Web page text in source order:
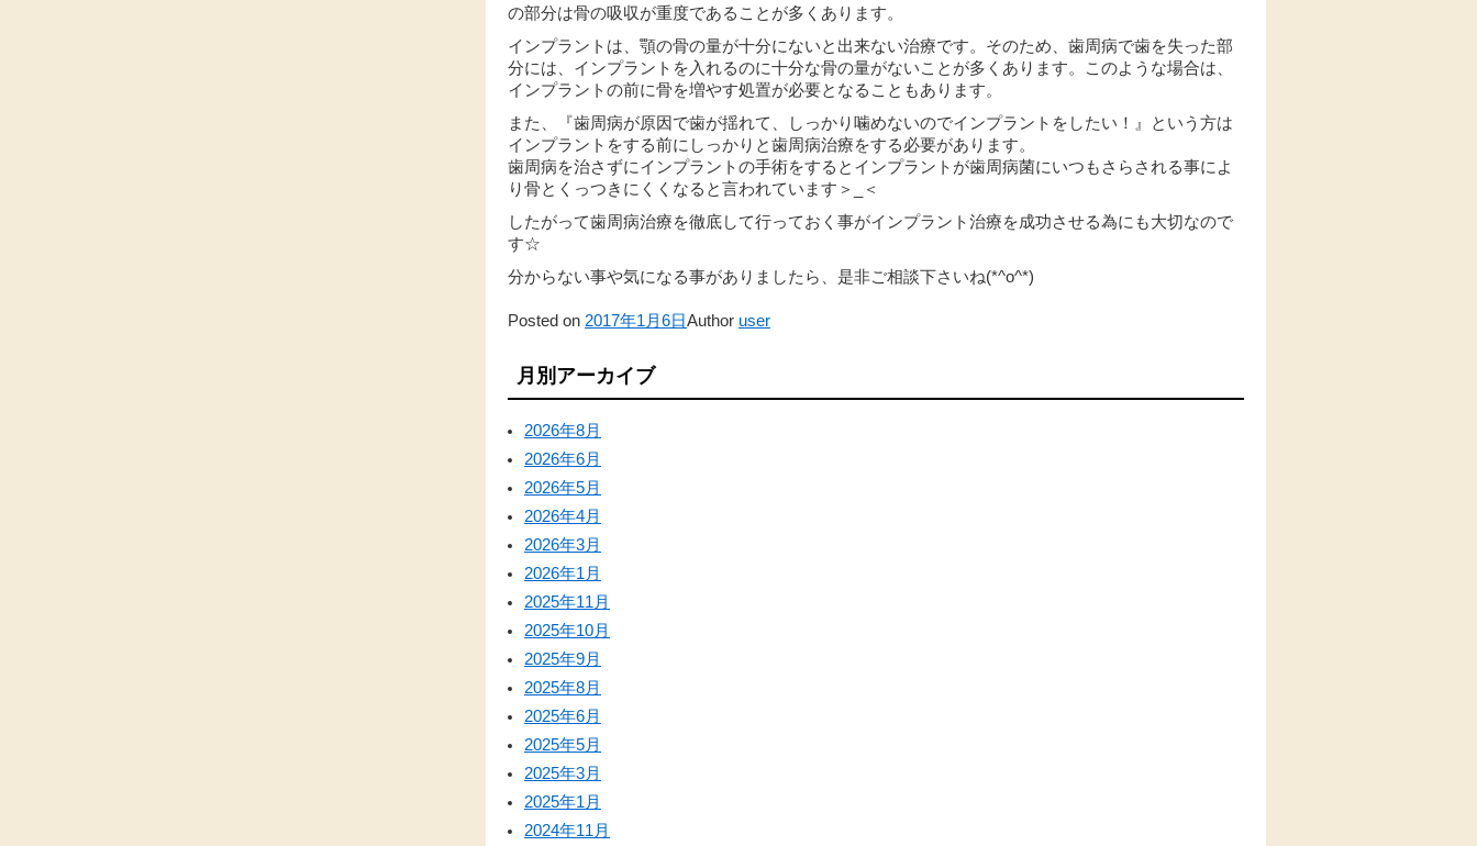
の部分は骨の吸収が重度であることが多くあります。
インプラントは、顎の骨の量が十分にないと出来ない治療です。そのため、歯周病で歯を失った部
分には、インプラントを入れるのに十分な骨の量がないことが多くあります。このような場合は、
インプラントの前に骨を増やす処置が必要となることもあります。
また、『歯周病が原因で歯が揺れて、しっかり噛めないのでインプラントをしたい！』という方は
インプラントをする前にしっかりと歯周病治療をする必要があります。
歯周病を治さずにインプラントの手術をするとインプラントが歯周病菌にいつもさらされる事によ
り骨とくっつきにくくなると言われています＞_＜
したがって歯周病治療を徹底して行っておく事がインプラント治療を成功させる為にも大切なので
す☆
分からない事や気になる事がありましたら、是非ご相談下さいね(*^o^*)
Posted on 2017年1月6日Author user
月別アーカイブ
2026年8月
2026年6月
2026年5月
2026年4月
2026年3月
2026年1月
2025年11月
2025年10月
2025年9月
2025年8月
2025年6月
2025年5月
2025年3月
2025年1月
2024年11月